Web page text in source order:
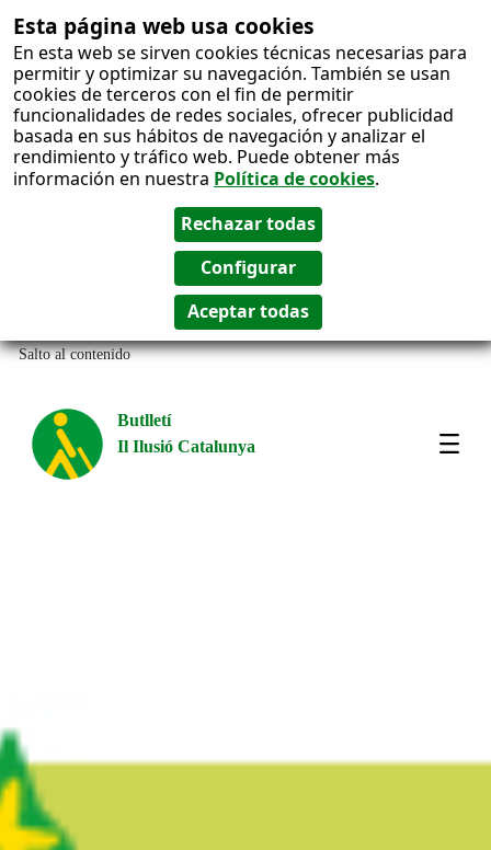
Esta página web usa cookies
En esta web se sirven cookies técnicas necesarias para
permitir y optimizar su navegación. También se usan
cookies de terceros con el fin de permitir
funcionalidades de redes sociales, ofrecer publicidad
basada en sus hábitos de navegación y analizar el
rendimiento y tráfico web. Puede obtener más
información en nuestra Política de cookies.
Salto al contenido
Butlletí
Il Ilusió Catalunya